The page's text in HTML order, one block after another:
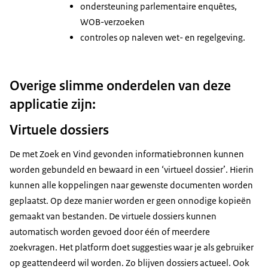
ondersteuning parlementaire enquêtes,
WOB-verzoeken
controles op naleven wet- en regelgeving.
Overige slimme onderdelen van deze
applicatie zijn:
Virtuele dossiers
De met Zoek en Vind gevonden informatiebronnen kunnen
worden gebundeld en bewaard in een ‘virtueel dossier’. Hierin
kunnen alle koppelingen naar gewenste documenten worden
geplaatst. Op deze manier worden er geen onnodige kopieën
gemaakt van bestanden. De virtuele dossiers kunnen
automatisch worden gevoed door één of meerdere
zoekvragen. Het platform doet suggesties waar je als gebruiker
op geattendeerd wil worden. Zo blijven dossiers actueel. Ook